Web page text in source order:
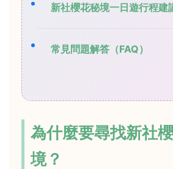
新社櫻花秘境一日遊行程建
常見問題解答（FAQ）
為什麼要尋找新社
境？